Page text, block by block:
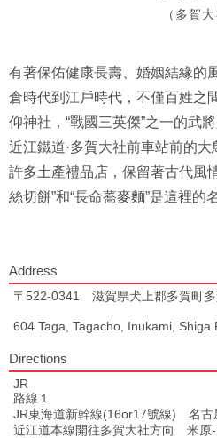
（多賀
有著保佑健康長壽、婚姻結緣的
倉時代到江戶時代，不僅百姓之
仰神社，“戰國三英傑”之一的武
近江鐵道·多賀大社前車站前的
許多土產禮品店，保留著古代風
絲切餅”和“長命蕎麥麵”是這裡的
Address
〒522-0341 滋賀県犬上郡多賀町
604 Taga, Tagacho, Inukami, Shiga
Directions
JR
路線１
JR東海道新幹線(16or17號線) 名
近江道本線開往多賀大社方向 米